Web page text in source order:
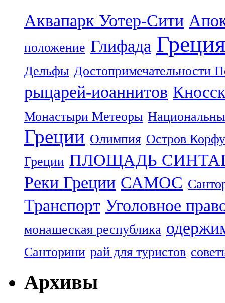
Аквапарк Уотер-Сити
положение Глифада Греция
Дельфы Достопримечательности
рыцарей-иоаннитов
Монастыри Метеоры
Греции Олимпия Остров Корфу
Греции ПЛОЩАДЬ
Реки Греции САМОС
Транспорт Уголовное
монашеская республика
Санторини рай для туристов
Архивы